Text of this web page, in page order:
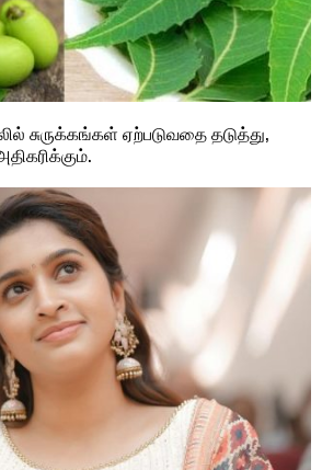
ஏற்படுவதை தடுத்து,